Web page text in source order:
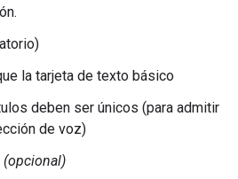
la tarjeta de texto básico
deben ser únicos (para admitir
de voz)
(opcional)